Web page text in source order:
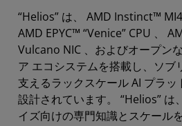
“Helios” は、 AMD Instinct™
AMD EPYC™ “Venice” CPU 、
Vulcano NIC 、およびオープン
ア エコシステムを搭載し、ソブ
支えるラックスケール AI プラ
設計されています。 “Helios” は
イズ向けの専門知識とスケール